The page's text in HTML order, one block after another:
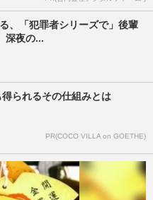
、「犯罪者シリーズで」後輩
深夜の...
られるその仕組みとは
PR(COCO VILLA on GOETHE)